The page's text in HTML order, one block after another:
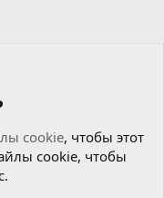
cookie, чтобы этот
cookie, чтобы